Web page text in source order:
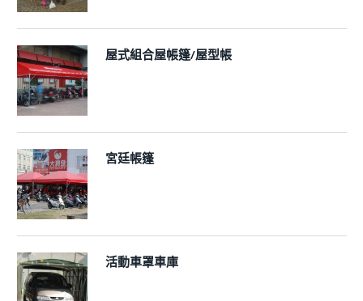
屋式組合屋帳篷/屋型帳
宮廷帳篷
活動車罩車庫